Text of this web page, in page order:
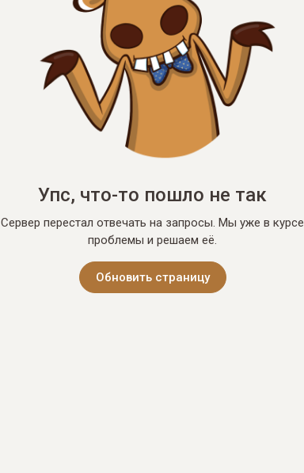
Упс, что-то пошло не так
Сервер перестал отвечать на запросы. Мы уже в курсе
проблемы и решаем её.
Обновить страницу